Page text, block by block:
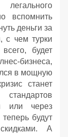
вспомнить
деньги за
с чем турки
будет
бизнеса,
в мощную
станет
или через
будут
А